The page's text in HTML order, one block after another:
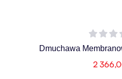
Dmuchawa
2